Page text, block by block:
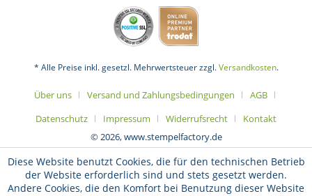
* Alle Preise inkl. gesetzl. Mehrwertsteuer zzgl.Versandkosten.
Über uns Versand und Zahlungsbedingungen
AGB
Datenschutz
Impressum Widerrufsrecht
Kontakt
© 2026, www.stempelfactory.de
Diese Website benutzt Cookies, die für den technischen Betrieb
der Website erforderlich sind und stets gesetzt werden.
Andere Cookies, die den Komfort bei Benutzung dieser Website